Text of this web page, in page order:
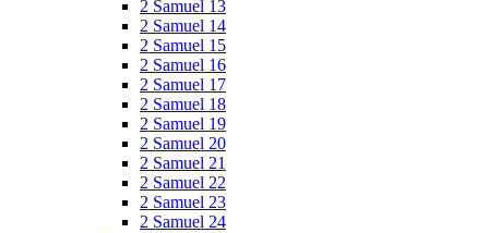
2 Samuel 13
2 Samuel 14
2 Samuel 15
2 Samuel 16
2 Samuel 17
2 Samuel 18
2 Samuel 19
2 Samuel 20
2 Samuel 21
2 Samuel 22
2 Samuel 23
2 Samuel 24